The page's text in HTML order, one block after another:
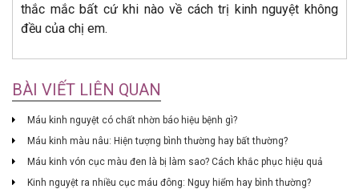
thắc mắc bất cứ khi nào về cách trị kinh nguyệt không
đều của chị em.
BÀI VIẾT LIÊN QUAN
Máu kinh nguyệt có chất nhờn báo hiệu bệnh gì?
Máu kinh màu nâu: Hiện tượng bình thường hay bất thường?
Máu kinh vón cục màu đen là bị làm sao? Cách khắc phục hiệu quả
Kinh nguyệt ra nhiều cục máu đông: Nguy hiểm hay bình thường?